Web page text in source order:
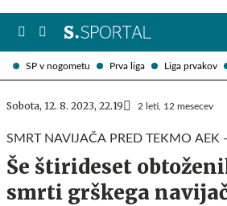
SP v nogometu Prva liga Liga prvakov
Sobota, 12. 8. 2023, 22.19 2 leti, 12 mesecev
SMRT NAVIJAČA PRED TEKMO AEK
Še štirideset
smrti grškega